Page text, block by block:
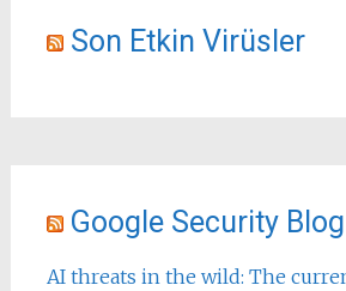
Son Etkin Virüsler
Google Security Blog
AI threats in the wild: The